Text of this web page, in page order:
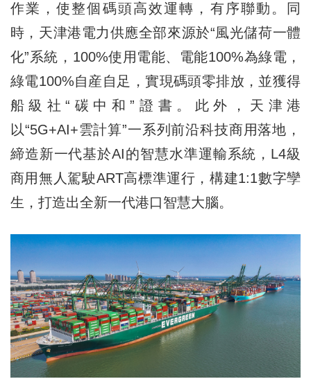
作業，使整個碼頭高效運轉，有序聯動。同
時，天津港電力供應全部來源於“風光儲荷一體
化”系統，100%使用電能、電能100%為綠電，
綠電100%自産自足，實現碼頭零排放，並獲得
船級社“碳中和”證書。此外，天津港
以“5G+AI+雲計算”一系列前沿科技商用落地，
締造新一代基於AI的智慧水準運輸系統，L4級
商用無人駕駛ART高標準運行，構建1:1數字孿
生，打造出全新一代港口智慧大腦。